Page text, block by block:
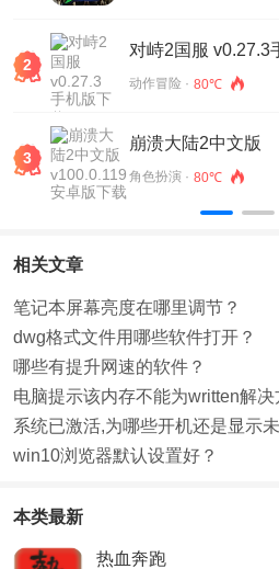
2
对峙2国服 v0.27.3
动作冒险 · 80℃
3
崩溃大陆2中文版
v100.0.119安卓版
角色扮演 · 80℃
相关文章
笔记本屏幕亮度在哪里调节？
dwg格式文件用哪些软件打开？
哪些有提升网速的软件？
电脑提示该内存不能为written解决
系统已激活,为哪些开机还是显示
win10浏览器默认设置好？
本类最新
热血奔跑